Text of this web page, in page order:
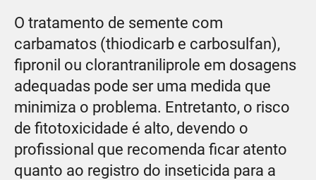
O tratamento de semente com
carbamatos (thiodicarb e carbosulfan),
fipronil ou clorantraniliprole em dosagens
adequadas pode ser uma medida que
minimiza o problema. Entretanto, o risco
de fitotoxicidade é alto, devendo o
profissional que recomenda ficar atento
quanto ao registro do inseticida para a